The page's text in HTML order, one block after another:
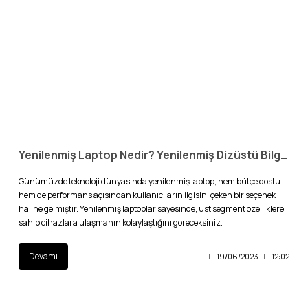
Yenilenmiş Laptop Nedir? Yenilenmiş Dizüstü Bilgisayar Avantajları Nelerdir?
Günümüzde teknoloji dünyasında yenilenmiş laptop, hem bütçe dostu
hem de performans açısından kullanıcıların ilgisini çeken bir seçenek
haline gelmiştir. Yenilenmiş laptoplar sayesinde, üst segment özelliklere
sahip cihazlara ulaşmanın kolaylaştığını göreceksiniz.
Devamı 19/06/2023 12:02